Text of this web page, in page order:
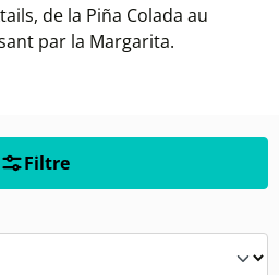
de la Piña Colada au
par la Margarita.
Filtre